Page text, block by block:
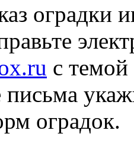
оградки
с
письма
оградок.